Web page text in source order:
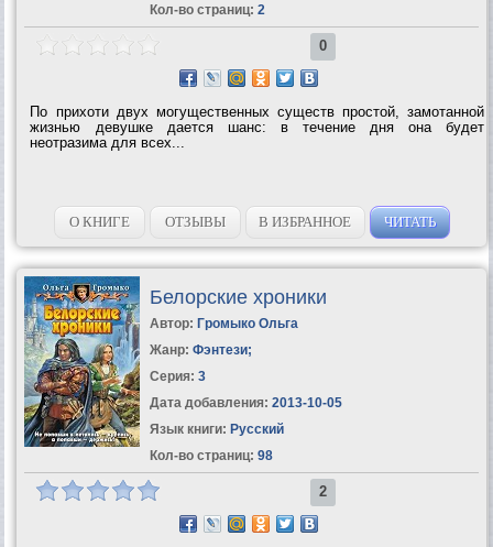
Кол-во страниц: 2
0
По прихоти двух могущественных существ простой, замотанной
жизнью девушке дается шанс: в течение дня она будет
неотразима для всех...
О КНИГЕ ОТЗЫВЫ В ИЗБРАННОЕ ЧИТАТЬ
Белорские хроники
Автор: Громыко Ольга
Жанр: Фэнтези;
Серия: 3
Дата добавления: 2013-10-05
Язык книги: Русский
Кол-во страниц: 98
2